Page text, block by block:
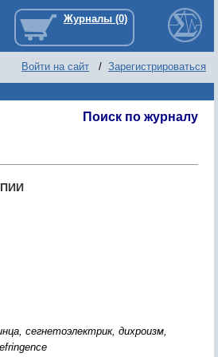
Войти на сайт / Зарегистрироваться
Поиск по журналу
сегнетоэлектрик, дихроизм,